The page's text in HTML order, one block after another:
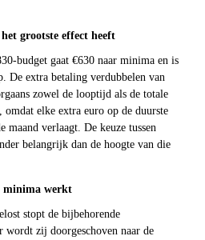
grootste effect heeft
budget gaat €630 naar minima en is
De extra betaling verdubbelen van
zowel de looptijd als de totale
elke extra euro op de duurste
maand verlaagt. De keuze tussen
belangrijk dan de hoogte van die
minima werkt
stopt de bijbehorende
zij doorgeschoven naar de